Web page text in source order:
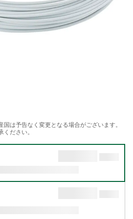
は予告なく変更となる場合がございます。
ださい。